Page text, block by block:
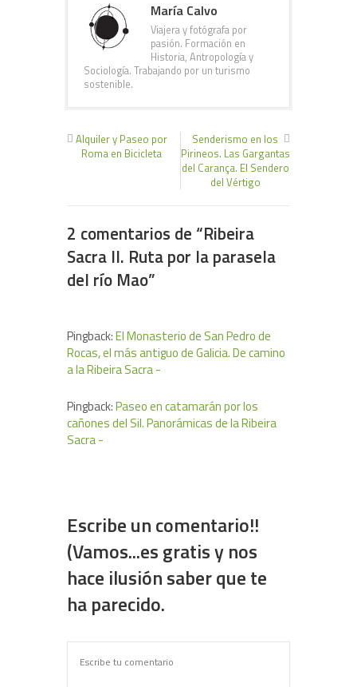
María Calvo
Viajera y fotógrafa por
pasión. Formación en
Historia, Antropología y
Sociología. Trabajando por un turismo
sostenible.
Alquiler y Paseo por
Roma en Bicicleta
Senderismo en los
Pirineos. Las Gargantas
del Carança. El Sendero
del Vértigo
2 comentarios de “Ribeira
Sacra II. Ruta por la parasela
del río Mao”
Pingback:El Monasterio de San Pedro de
Rocas, el más antiguo de Galicia. De camino
a la Ribeira Sacra -
Pingback:Paseo en catamarán por los
cañones del Sil. Panorámicas de la Ribeira
Sacra -
Escribe un comentario!!
(Vamos...es gratis y nos
hace ilusión saber que te
ha parecido.